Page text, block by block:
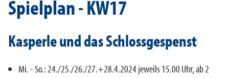
Spielplan - KW17
Kasperle und das Schlossgespenst
Mi. - So.: 24./25./26./27.+28.4.2024 jeweils 15.00 Uhr, ab 2